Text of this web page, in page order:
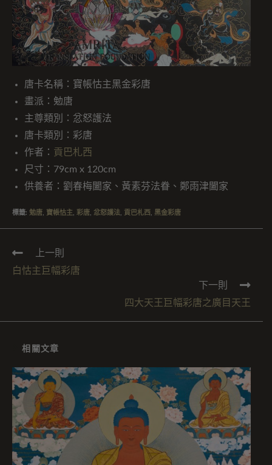
唐卡名稱：寶帳怙主黑金彩唐
畫派：勉唐
主尊類別：忿怒護法
唐卡類別：彩唐
作者： 貢巴札西
尺寸：79cm x 120cm
供養者：劉春梅闔家、黃素芬法眷、 鄭雨津闔家
標籤: 勉唐 寶帳怙主 彩唐 忿怒護法 貢巴札西 黑金彩唐
上一則
白怙主巨幅彩唐
下一則
四大天王巨幅彩唐之廣目天王
相關文章